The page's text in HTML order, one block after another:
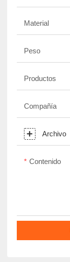
Material
Peso
Productos
Compañía
Archivo
Contenido